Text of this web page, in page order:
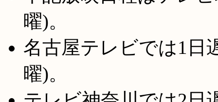
曜)。
名古屋テレビでは1日
曜)。